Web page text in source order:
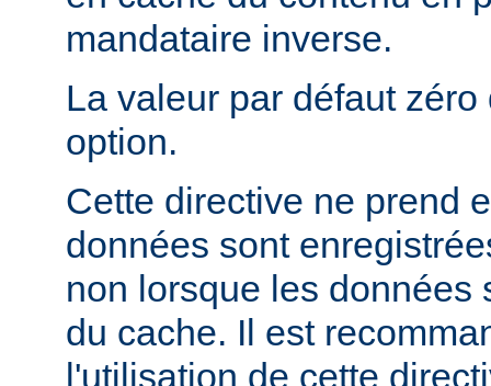
mandataire inverse.
La valeur par défaut
option.
Cette directive ne prend
données sont
non lorsque les données
du cache. Il est
l'utilisation de cette